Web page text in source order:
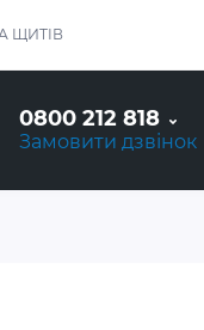
ЩИТІВ
0800 212 818
Замовити дзвінок